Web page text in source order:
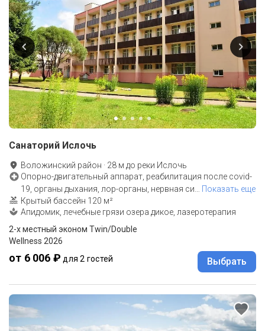
Санаторий Ислочь
Воложинский район · 28 м до реки Ислочь
Опорно-двигательный аппарат, реабилитация после covid-
19, органы дыхания, лор-органы, нервная си
Показать еще
Крытый бассейн 120 м²
Апидомик, лечебные грязи озера дикое, лазеротерапия
2-x местный эконом Twin/Double
Wellness 2026
от 6 006 ₽ для 2 гостей Выбрать